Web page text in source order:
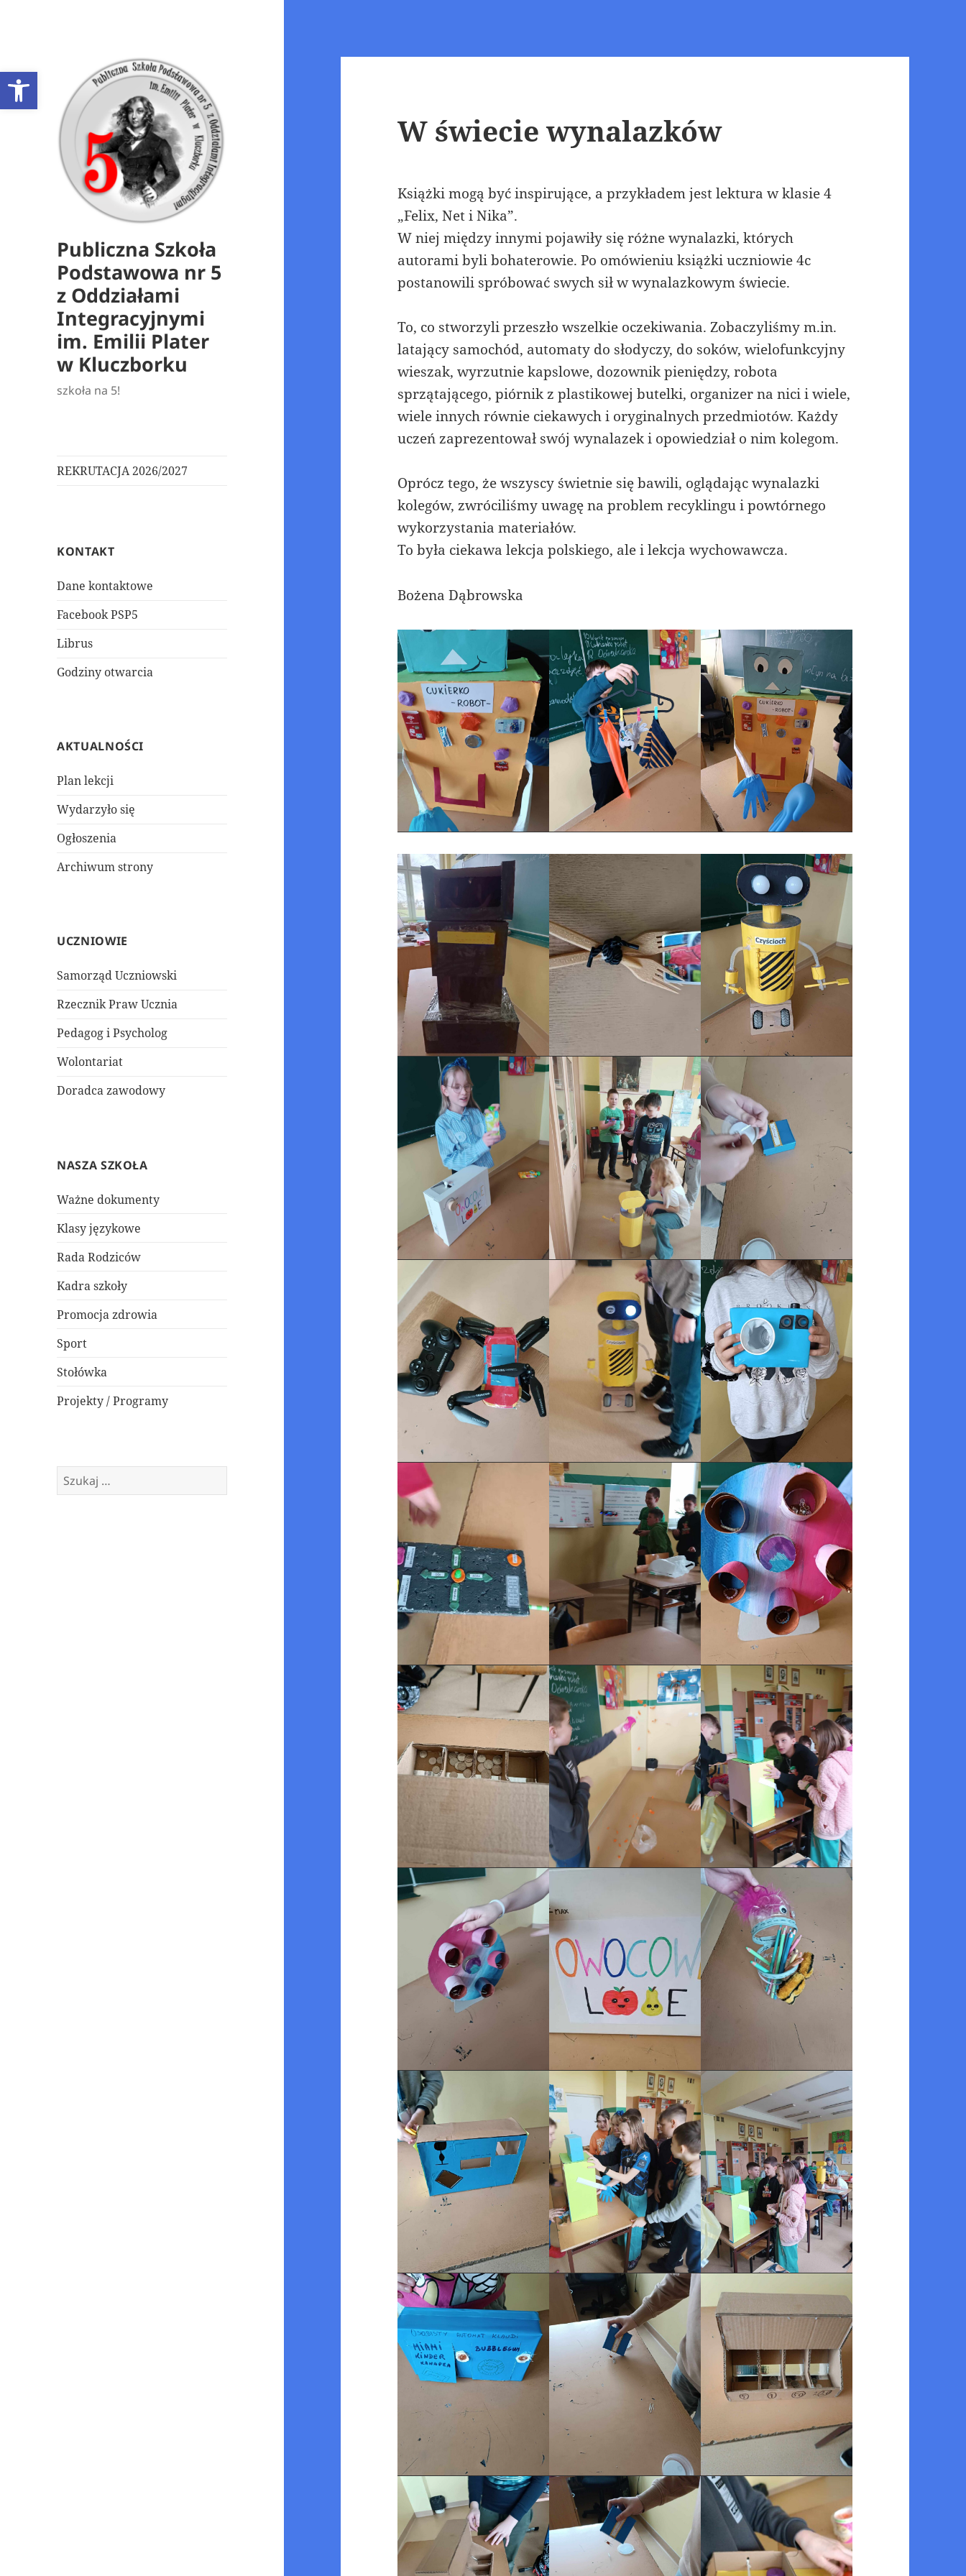
Otwórz pasek narzędzi
Publiczna Szkoła
Podstawowa nr 5
z Oddziałami
Integracyjnymi
im. Emilii Plater
w Kluczborku
szkoła na 5!
REKRUTACJA 2026/2027
KONTAKT
Dane kontaktowe
Facebook PSP5
Librus
Godziny otwarcia
AKTUALNOŚCI
Plan lekcji
Wydarzyło się
Ogłoszenia
Archiwum strony
UCZNIOWIE
Samorząd Uczniowski
Rzecznik Praw Ucznia
Pedagog i Psycholog
Wolontariat
Doradca zawodowy
NASZA SZKOŁA
Ważne dokumenty
Klasy językowe
Rada Rodziców
Kadra szkoły
Promocja zdrowia
Sport
Stołówka
Projekty / Programy
Szukaj:
W świecie wynalazków
Książki mogą być inspirujące, a przykładem jest lektura w klasie 4
„Felix, Net i Nika”.
W niej między innymi pojawiły się różne wynalazki, których
autorami byli bohaterowie. Po omówieniu książki uczniowie 4c
postanowili spróbować swych sił w wynalazkowym świecie.
To, co stworzyli przeszło wszelkie oczekiwania. Zobaczyliśmy m.in.
latający samochód, automaty do słodyczy, do soków, wielofunkcyjny
wieszak, wyrzutnie kapslowe, dozownik pieniędzy, robota
sprzątającego, piórnik z plastikowej butelki, organizer na nici i wiele,
wiele innych równie ciekawych i oryginalnych przedmiotów. Każdy
uczeń zaprezentował swój wynalazek i opowiedział o nim kolegom.
Oprócz tego, że wszyscy świetnie się bawili, oglądając wynalazki
kolegów, zwróciliśmy uwagę na problem recyklingu i powtórnego
wykorzystania materiałów.
To była ciekawa lekcja polskiego, ale i lekcja wychowawcza.
Bożena Dąbrowska